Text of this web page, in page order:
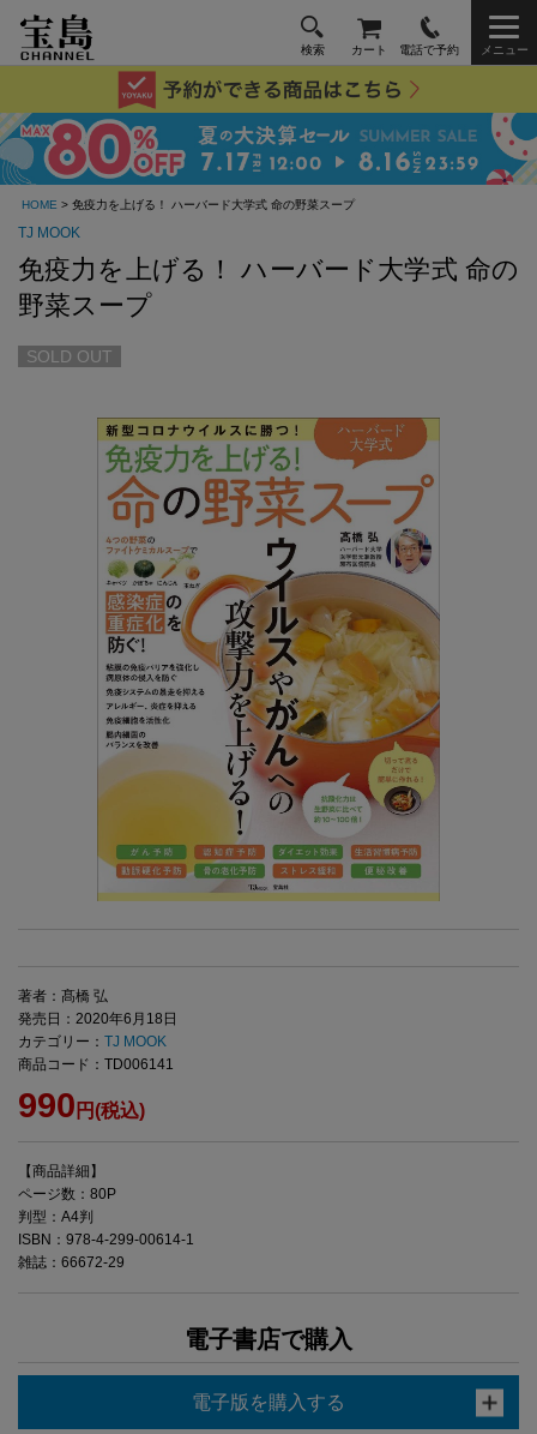
検索 カート 電話で予約 メニュー
HOME > 免疫力を上げる！ ハーバード大学式 命の野菜スープ
TJ MOOK
免疫力を上げる！ ハーバード大学式 命の
野菜スープ
SOLD OUT
著者：髙橋 弘
発売日：2020年6月18日
カテゴリー： TJ MOOK
商品コード：TD006141
990 円(税込)
【商品詳細】
ページ数：80P
判型：A4判
ISBN：978-4-299-00614-1
雑誌：66672-29
電子書店で購入
電子版を購入する